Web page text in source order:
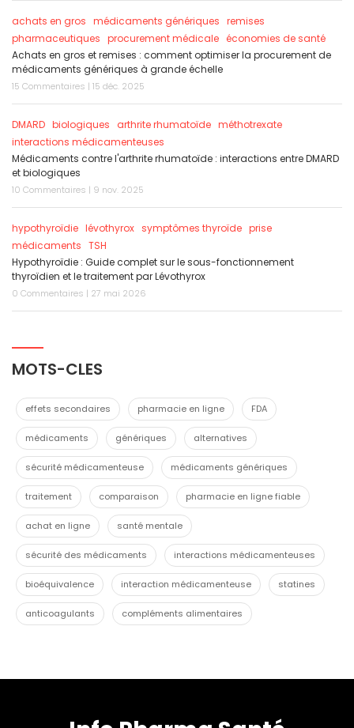
achats en gros médicaments génériques remises
pharmaceutiques procurement médicale économies de santé
Achats en gros et remises : comment optimiser la procurement de
médicaments génériques à grande échelle
15 Commentaires | 15 déc. 2025
DMARD biologiques arthrite rhumatoïde méthotrexate
interactions médicamenteuses
Médicaments contre l'arthrite rhumatoïde : interactions entre DMARD
et biologiques
10 Commentaires | 9 nov. 2025
hypothyroïdie lévothyrox symptômes thyroïde prise
médicaments TSH
Hypothyroïdie : Guide complet sur le sous-fonctionnement
thyroïdien et le traitement par Lévothyrox
0 Commentaires | 27 mai 2026
MOTS-CLES
effets secondaires pharmacie en ligne FDA
médicaments génériques alternatives
sécurité médicamenteuse médicaments génériques
traitement comparaison pharmacie en ligne fiable
achat en ligne santé mentale
sécurité des médicaments interactions médicamenteuses
bioéquivalence interaction médicamenteuse statines
anticoagulants compléments alimentaires